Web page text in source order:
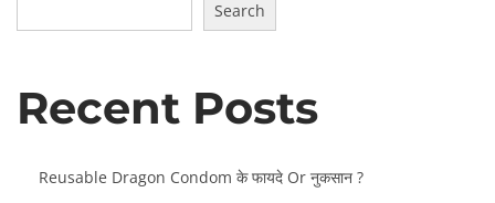
Search
Recent Posts
Reusable Dragon Condom के फायदे Or नुकसान ?